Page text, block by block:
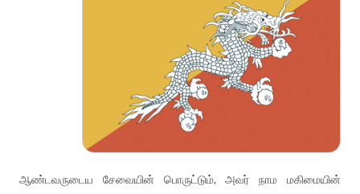
ஆண்டவருடைய சேவையின் பொருட்டும், அவர் நாம மகிமையின்